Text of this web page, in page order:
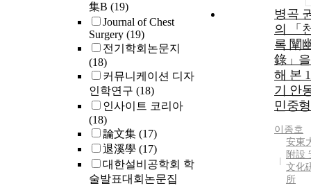
集B (19)
Journal of Chest
Surgery (19)
전기학회논문지
(18)
커뮤니케이션 디자
인학연구 (18)
인사이트 코리아
(18)
論文集 (17)
退溪學 (17)
대한설비공학회 학
술발표대회논문집
병곡
의 「
록 闡
錄」
해 본
기 안
민중
이종호
安東
附設
文化
所